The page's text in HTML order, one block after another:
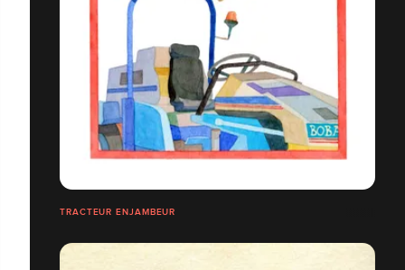
TRACTEUR ENJAMBEUR